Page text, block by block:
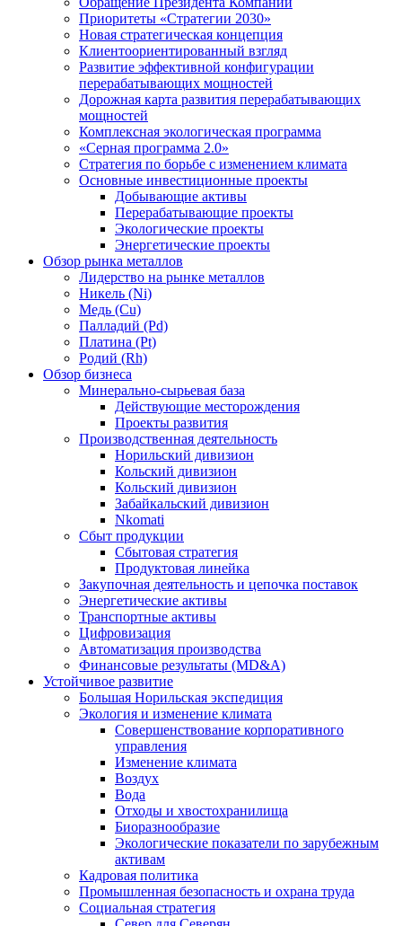
Приоритеты «Стратегии 2030»
Новая стратегическая концепция
Клиентоориентированный взгляд
Развитие эффективной конфигурации
перерабатывающих мощностей
Дорожная карта развития перерабатывающих
мощностей
Комплексная экологическая программа
«Серная программа 2.0»
Стратегия по борьбе с изменением климата
Основные инвестиционные проекты
Добывающие активы
Перерабатывающие проекты
Экологические проекты
Энергетические проекты
Обзор рынка металлов
Лидерство на рынке металлов
Никель (Ni)
Медь (Cu)
Палладий (Pd)
Платина (Pt)
Родий (Rh)
Обзор бизнеса
Минерально-сырьевая база
Действующие месторождения
Проекты развития
Производственная деятельность
Норильский дивизион
Кольский дивизион
Кольский дивизион
Забайкальский дивизион
Nkomati
Сбыт продукции
Сбытовая стратегия
Продуктовая линейка
Закупочная деятельность и цепочка поставок
Энергетические активы
Транспортные активы
Цифровизация
Автоматизация производства
Финансовые результаты (MD&A)
Устойчивое развитие
Большая Норильская экспедиция
Экология и изменение климата
Совершенствование корпоративного
управления
Изменение климата
Воздух
Вода
Отходы и хвостохранилища
Биоразнообразие
Экологические показатели по зарубежным
активам
Кадровая политика
Промышленная безопасность и охрана труда
Социальная стратегия